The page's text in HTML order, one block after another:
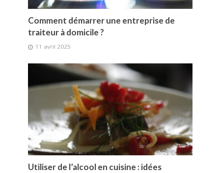
Comment démarrer une entreprise de
traiteur à domicile ?
11 avril 2025
Utiliser de l’alcool en cuisine : idées